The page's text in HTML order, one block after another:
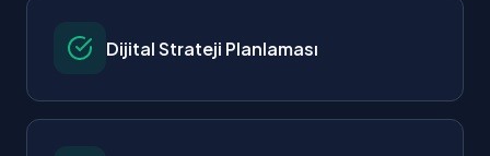
Dijital Strateji Planlaması